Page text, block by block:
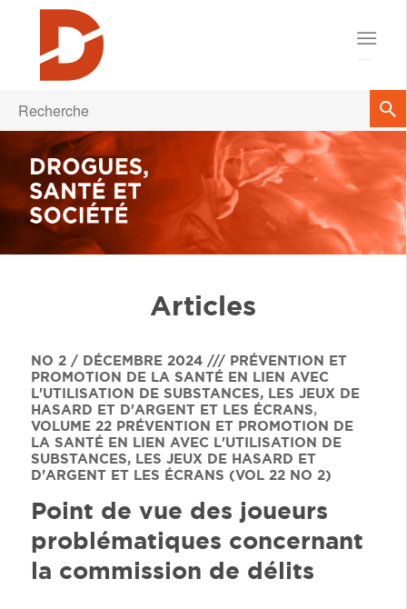
Articles
NO 2 / DÉCEMBRE 2024 /// PRÉVENTION ET
PROMOTION DE LA SANTÉ EN LIEN AVEC
L'UTILISATION DE SUBSTANCES, LES JEUX DE
HASARD ET D'ARGENT ET LES ÉCRANS,
VOLUME 22 PRÉVENTION ET PROMOTION DE
LA SANTÉ EN LIEN AVEC L'UTILISATION DE
SUBSTANCES, LES JEUX DE HASARD ET
D'ARGENT ET LES ÉCRANS (VOL 22 NO 2)
Point de vue des joueurs
problématiques concernant
la commission de délits